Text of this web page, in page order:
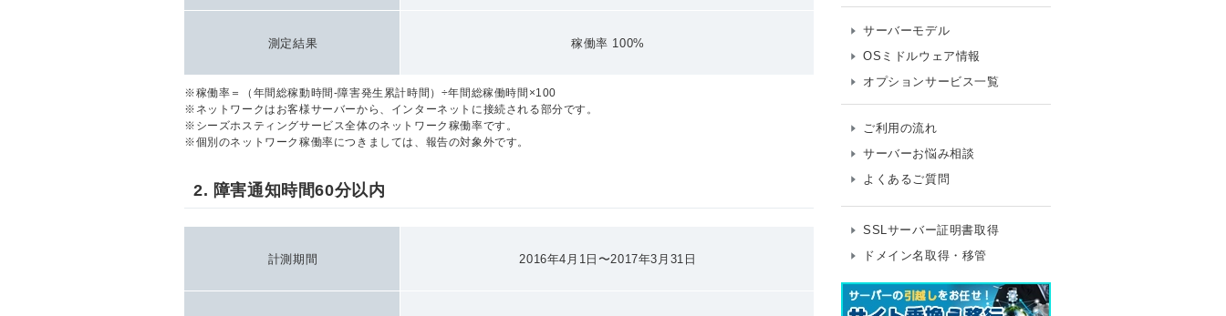
測定結果 稼働率 100%
※稼働率＝（年間総稼動時間-障害発生累計時間）÷年間総稼働時間×100
※ネットワークはお客様サーバーから、インターネットに接続される部分です。
※シーズホスティングサービス全体のネットワーク稼働率です。
※個別のネットワーク稼働率につきましては、報告の対象外です。
2. 障害通知時間60分以内
計測期間 2016年4月1日〜2017年3月31日
サーバーモデル
OSミドルウェア情報
オプションサービス一覧
ご利用の流れ
サーバーお悩み相談
よくあるご質問
SSLサーバー証明書取得
ドメイン名取得・移管